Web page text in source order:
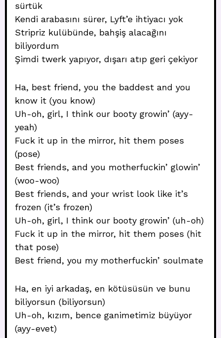
sürtük
Kendi arabasını sürer, Lyft’e ihtiyacı yok
Stripriz kulübünde, bahşiş alacağını
biliyordum
Şimdi twerk yapıyor, dışarı atıp geri çekiyor
Ha, best friend, you the baddest and you
know it (you know)
Uh-oh, girl, I think our booty growin’ (ayy-
yeah)
Fuck it up in the mirror, hit them poses
(pose)
Best friends, and you motherfuckin’ glowin’
(woo-woo)
Best friends, and your wrist look like it’s
frozen (it’s frozen)
Uh-oh, girl, I think our booty growin’ (uh-oh)
Fuck it up in the mirror, hit them poses (hit
that pose)
Best friend, you my motherfuckin’ soulmate
Ha, en iyi arkadaş, en kötüsüsün ve bunu
biliyorsun (biliyorsun)
Uh-oh, kızım, bence ganimetimiz büyüyor
(ayy-evet)